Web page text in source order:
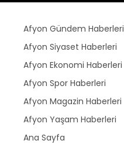
Afyon Gündem Haberleri
Afyon Siyaset Haberleri
Afyon Ekonomi Haberleri
Afyon Spor Haberleri
Afyon Magazin Haberleri
Afyon Yaşam Haberleri
Ana Sayfa